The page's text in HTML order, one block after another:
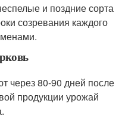
и поздние сорта
созревания каждого
через 80-90 дней после
продукции урожай